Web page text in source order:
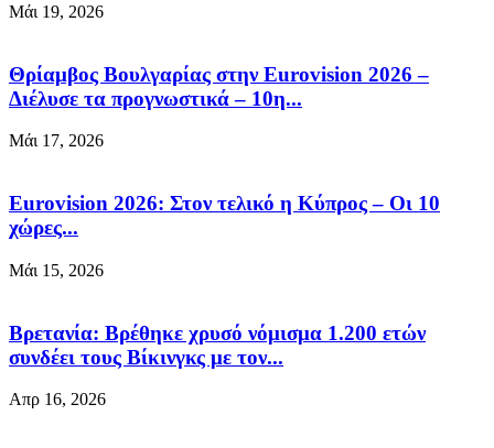
Μάι 19, 2026
Θρίαμβος Βουλγαρίας στην Eurovision 2026 –
Διέλυσε τα προγνωστικά – 10η...
Μάι 17, 2026
Eurovision 2026: Στον τελικό η Κύπρος – Οι 10
χώρες...
Μάι 15, 2026
Βρετανία: Βρέθηκε χρυσό νόμισμα 1.200 ετών
συνδέει τους Βίκινγκς με τον...
Απρ 16, 2026